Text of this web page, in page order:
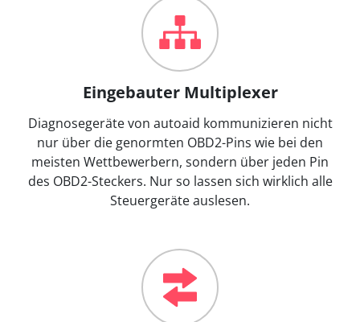
Eingebauter Multiplexer
Diagnosegeräte von autoaid kommunizieren nicht
nur über die genormten OBD2-Pins wie bei den
meisten Wettbewerbern, sondern über jeden Pin
des OBD2-Steckers. Nur so lassen sich wirklich alle
Steuergeräte auslesen.